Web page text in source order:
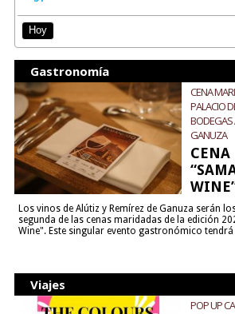
Hoy
Gastronomía
CENA
PALACIO
BODEGAS
GANUZA
CENA
Los vinos de Alútiz y Remírez de Ganuza serán
segunda de las cenas maridadas de la edición
Wine". Este singular evento gastronómico tendrá
Viajes
POP UP